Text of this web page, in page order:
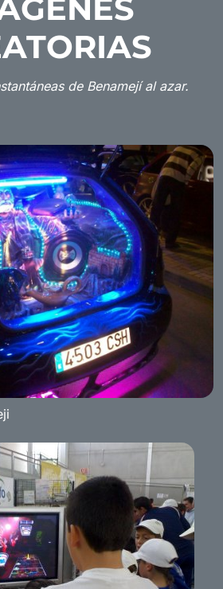
de Benamejí al azar.